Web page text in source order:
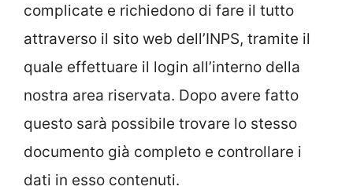
complicate e richiedono di fare il tutto
attraverso il sito web dell’INPS, tramite il
quale effettuare il login all’interno della
nostra area riservata. Dopo avere fatto
questo sarà possibile trovare lo stesso
documento già completo e controllare i
dati in esso contenuti.